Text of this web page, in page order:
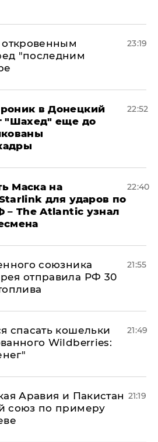
откровенным
"последним
23:19
в Донецкий
"Шахед" еще до
22:52
Маска на
для ударов по
– The Atlantic узнал
22:40
союзника
отправила РФ 30
21:55
спасать кошельки
Wildberries:
21:49
Аравия и Пакистан
союз по примеру
21:19